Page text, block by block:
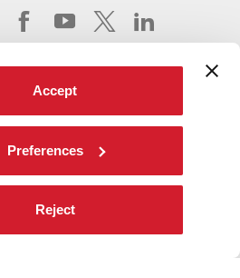
Accept
Preferences
Reject